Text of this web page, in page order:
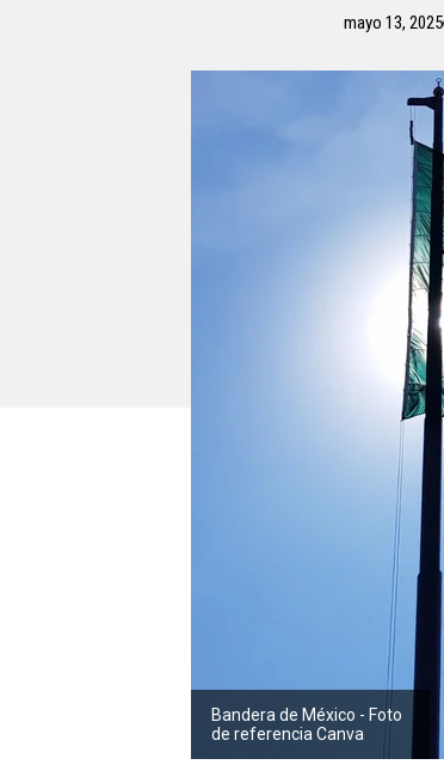
mayo 13, 2025
Bandera de México - Foto
de referencia Canva